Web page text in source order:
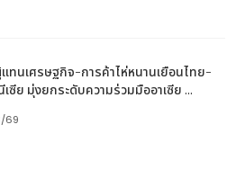
A Record of Ming Dynasty
ทัลรายนี้ได้ร่วมโต้ตอบกับโบราณ
ปิดฉากบทสนทนาเสมือนจริงกับ
วงศ์หมิง เกิดเป็นเวทีแลกเปลี่ยน
วข้ามกาลเวลากว่า 6 ศตวรรษ
ารเสวนา สามผู้เชี่ยวชาญผู้ทรง
ทนเศรษฐกิจ-การค้าไห่หนานเยือนไทย-
เซีย มุ่งยกระดับความร่วมมืออาเซีย ...
69